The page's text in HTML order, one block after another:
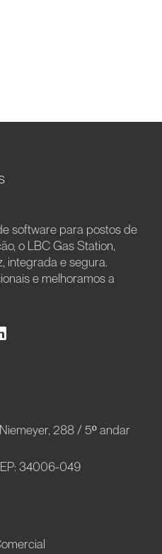
software para postos de
o LBC Gas Station,
integrada e segura.
e melhoramos a
288 / 5º andar
34006-049